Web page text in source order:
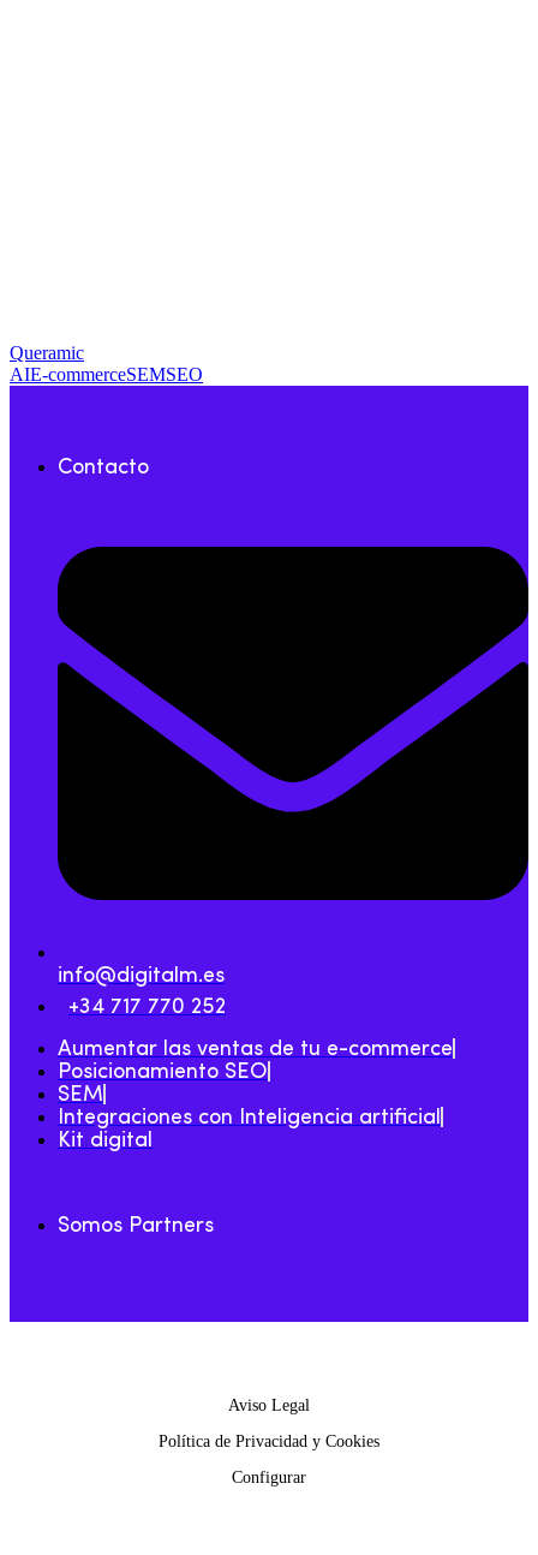
Queramic
AIE-commerceSEMSEO
Contacto
info@digitalm.es
+34 717 770 252
Aumentar las ventas de tu e-commerce
Posicionamiento SEO
SEM
Integraciones con Inteligencia artificial
Kit digital
Somos Partners
Aviso Legal
Política de Privacidad y Cookies
Configurar